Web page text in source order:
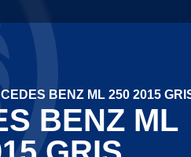
BENZ ML 250 2015
BENZ ML